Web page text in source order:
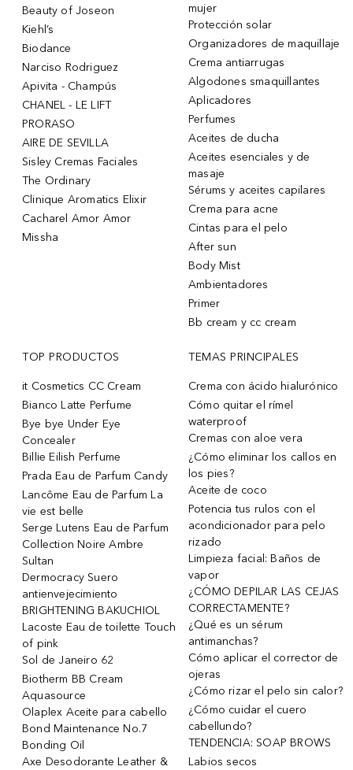
Beauty of Joseon
Kiehl’s
Biodance
Narciso Rodriguez
Apivita - Champús
CHANEL - LE LIFT
PRORASO
AIRE DE SEVILLA
Sisley Cremas Faciales
The Ordinary
Clinique Aromatics Elixir
Cacharel Amor Amor
Missha
mujer
Protección solar
Organizadores de maquillaje
Crema antiarrugas
Algodones smaquillantes
Aplicadores
Perfumes
Aceites de ducha
Aceites esenciales y de
masaje
Sérums y aceites capilares
Crema para acne
Cintas para el pelo
After sun
Body Mist
Ambientadores
Primer
Bb cream y cc cream
TOP PRODUCTOS
it Cosmetics CC Cream
Bianco Latte Perfume
Bye bye Under Eye
Concealer
Billie Eilish Perfume
Prada Eau de Parfum Candy
Lancôme Eau de Parfum La
vie est belle
Serge Lutens Eau de Parfum
Collection Noire Ambre
Sultan
Dermocracy Suero
antienvejecimiento
BRIGHTENING BAKUCHIOL
Lacoste Eau de toilette Touch
of pink
Sol de Janeiro 62
Biotherm BB Cream
Aquasource
Olaplex Aceite para cabello
Bond Maintenance No.7
Bonding Oil
Axe Desodorante Leather &
TEMAS PRINCIPALES
Crema con ácido hialurónico
Cómo quitar el rímel
waterproof
Cremas con aloe vera
¿Cómo eliminar los callos en
los pies?
Aceite de coco
Potencia tus rulos con el
acondicionador para pelo
rizado
Limpieza facial: Baños de
vapor
¿CÓMO DEPILAR LAS CEJAS
CORRECTAMENTE?
¿Qué es un sérum
antimanchas?
Cómo aplicar el corrector de
ojeras
¿Cómo rizar el pelo sin calor?
¿Cómo cuidar el cuero
cabellundo?
TENDENCIA: SOAP BROWS
Labios secos